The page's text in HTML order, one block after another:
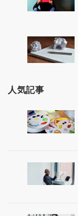
人気記事